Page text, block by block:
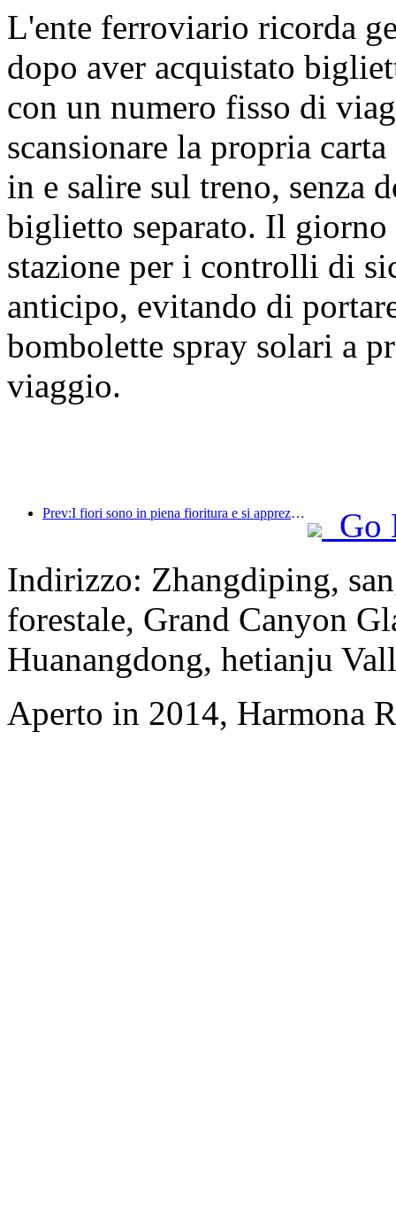
L'ente ferroviario ricorda
dopo aver acquistato
con un numero fisso di
scansionare la propria
in e salire sul treno, senza
biglietto separato. Il
stazione per i controlli di
anticipo, evitando di
bombolette spray solari a
viaggio.
Prev:I fiori sono in piena fioritura e si apprezza la poesia insieme: il Festival della Dea dei Fiori di Ten-Li inizia in grande stile!
Go
Indirizzo: Zhangdiping,
forestale, Grand Canyon
Huanangdong, hetianju
Aperto in 2014, Harmona